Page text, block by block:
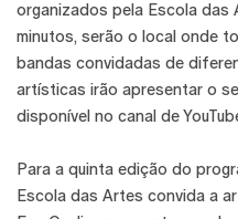
organizados pela Escola das
minutos, serão o local onde
bandas convidadas de
artísticas irão apresentar o
disponível no canal de
Para a quinta edição do
Escola das Artes convida a